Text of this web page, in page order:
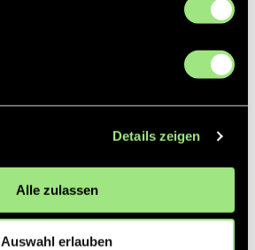
Details zeigen
Alle zulassen
Auswahl erlauben